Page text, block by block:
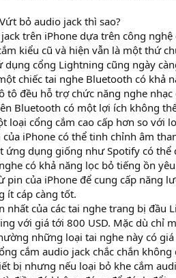
bỏ audio jack thì sao?
jack trên iPhone dựa trên công
kiểu cũ và hiện vẫn là một thứ
dụng cổng Lightning cũng ngày
chiếc tai nghe Bluetooth có khả
tô đều hỗ trợ chức năng nghe
Bluetooth có một lợi ích không
loại cổng cắm cao cấp hơn so với
iPhone có thể tinh chỉnh âm
ứng dụng giống như Spotify có
có khả năng lọc bỏ tiếng ồn
pin của iPhone để cung cấp năng
ít cáp càng tốt.
nhất của các tai nghe trang bị đầu
với giá tới 800 USD. Mặc dù chỉ
những loại tai nghe này có giá
cắm audio jack chắc chắn
bị nhưng nếu loại bỏ khe cắm